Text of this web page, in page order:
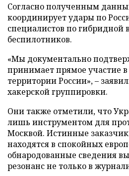
Согласно полученным
координирует удары по
специалистов по гибридной
беспилотников.
«Мы документально
принимает прямое участие в
территории России», –
хакерской группировки.
Они также отметили, что
лишь инструментом для
Москвой. Истинные
находятся в спокойных
обнародованные сведения
резонанс не только в